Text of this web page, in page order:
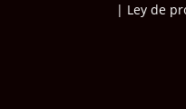
| Ley de